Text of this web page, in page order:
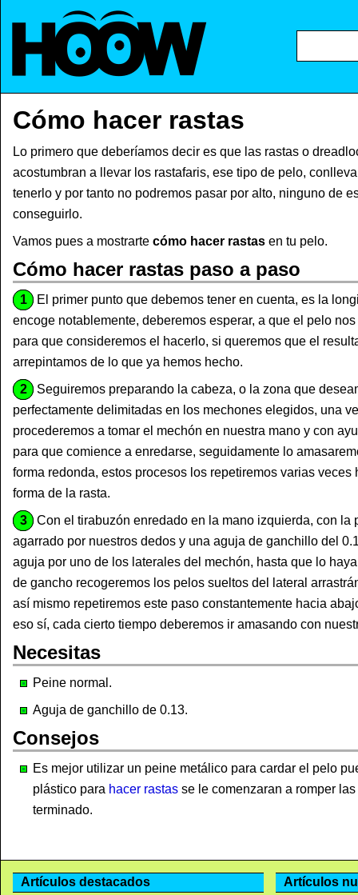
Cómo hacer rastas
Lo primero que deberíamos decir es que las rastas o
acostumbran a llevar los rastafaris, ese tipo de pelo,
tenerlo y por tanto no podremos pasar por alto, ninguno de
conseguirlo.
Vamos pues a mostrarte cómo hacer rastas en tu pelo.
Cómo hacer rastas paso a paso
1
El primer punto que debemos tener en cuenta, es la
encoge notablemente, deberemos esperar, a que el pelo
para que consideremos el hacerlo, si queremos que el
arrepintamos de lo que ya hemos hecho.
2
Seguiremos preparando la cabeza, o la zona que
perfectamente delimitadas en los mechones elegidos, una
procederemos a tomar el mechón en nuestra mano y con
para que comience a enredarse, seguidamente lo
forma redonda, estos procesos los repetiremos varias
forma de la rasta.
3
Con el tirabuzón enredado en la mano izquierda, con la
agarrado por nuestros dedos y una aguja de ganchillo del
aguja por uno de los laterales del mechón, hasta que lo
de gancho recogeremos los pelos sueltos del lateral
así mismo repetiremos este paso constantemente hacia
eso sí, cada cierto tiempo deberemos ir amasando con
Necesitas
Peine normal.
Aguja de ganchillo de 0.13.
Consejos
Es mejor utilizar un peine metálico para cardar el pelo
plástico para hacer rastas se le comenzaran a romper
terminado.
Artículos destacados Artículos